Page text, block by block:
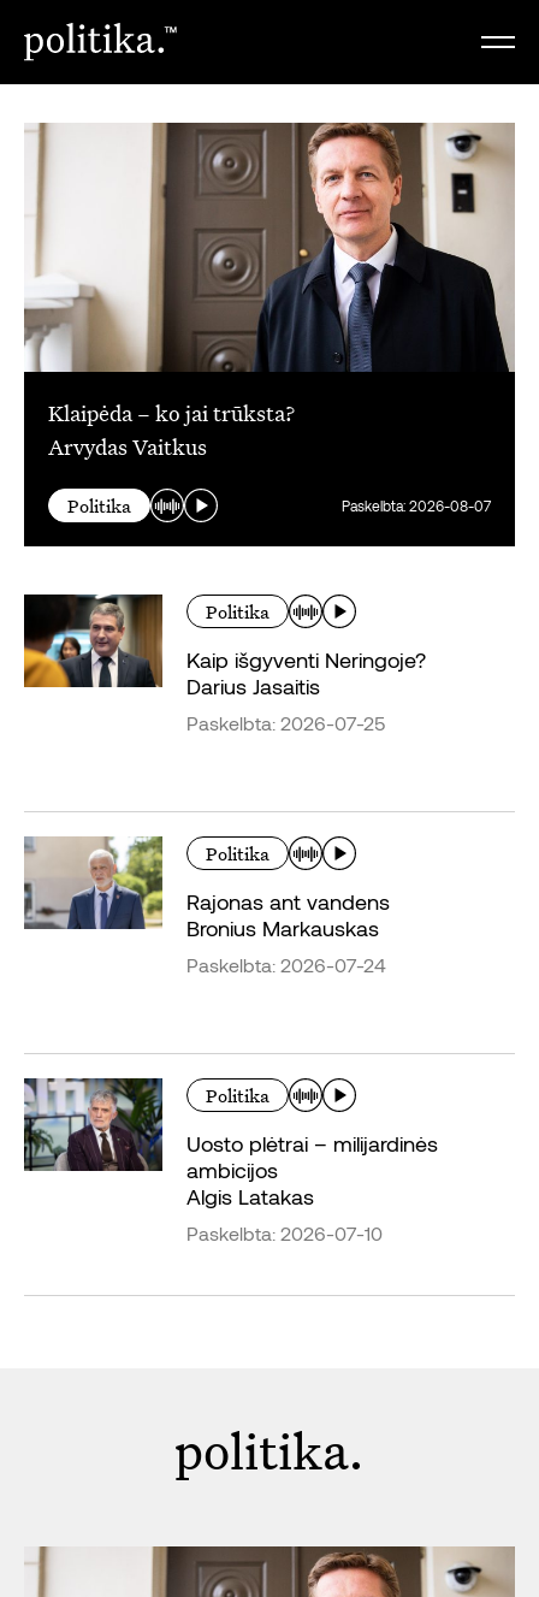
Klaipėda – ko jai trūksta?
Arvydas Vaitkus
Politika Paskelbta: 2026-08-07
Politika
Kaip išgyventi Neringoje?
Darius Jasaitis
Paskelbta: 2026-07-25
Politika
Rajonas ant vandens
Bronius Markauskas
Paskelbta: 2026-07-24
Politika
Uosto plėtrai – milijardinės
ambicijos
Algis Latakas
Paskelbta: 2026-07-10
politika.